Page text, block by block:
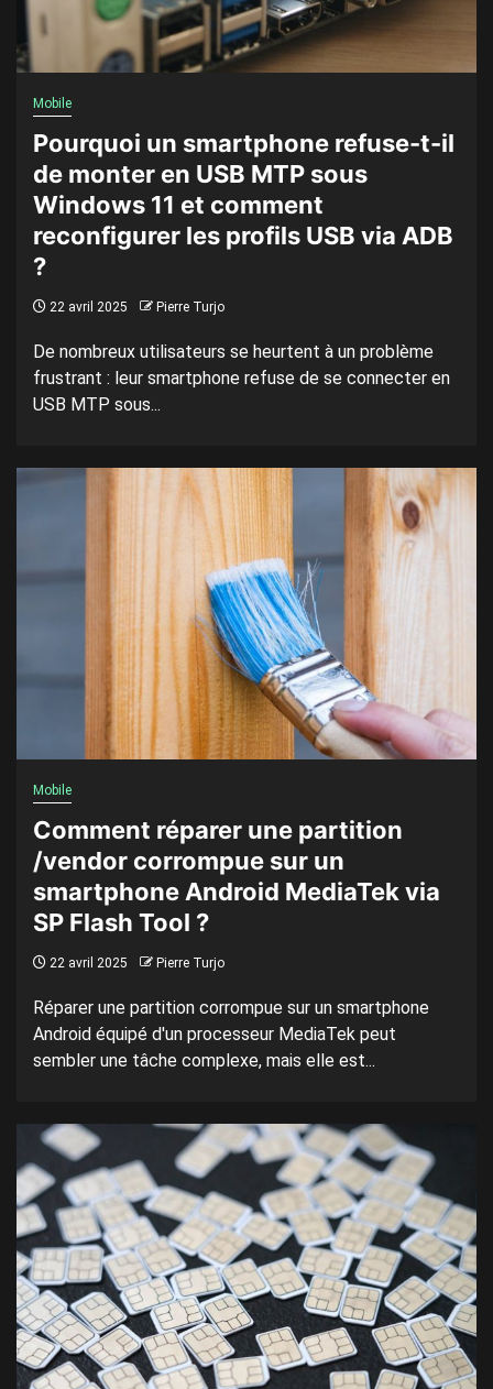
Mobile
Pourquoi un smartphone refuse-t-il
de monter en USB MTP sous
Windows 11 et comment
reconfigurer les profils USB via ADB
?
22 avril 2025 Pierre Turjo
De nombreux utilisateurs se heurtent à un problème
frustrant : leur smartphone refuse de se connecter en
USB MTP sous...
Mobile
Comment réparer une partition
/vendor corrompue sur un
smartphone Android MediaTek via
SP Flash Tool ?
22 avril 2025 Pierre Turjo
Réparer une partition corrompue sur un smartphone
Android équipé d'un processeur MediaTek peut
sembler une tâche complexe, mais elle est...